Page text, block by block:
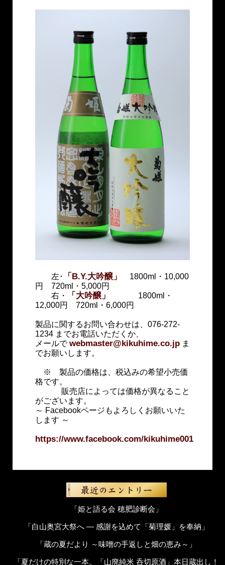
左･ 「B.Y.大吟醸」
1800ml・10,000
円 720ml・5,000円
右・
「大吟醸」
1800ml・
12,000円 720ml・6,000円
製品に関するお問い合わせは、076-272-
1234 までお電話いただくか、
メールでwebmaster@kikuhime.co.jp ま
でお願いします。
※ 製品の価格は、税込みの希望小売価
格です。
販売店によっては価格が異なること
がございます。
～ Facebookページもよろしくお願いいた
します ～
https://www.facebook.com/kikuhime001
「姫と語る会 穂肥診断会」
「白山奥宮大祭へ ― 感謝を込めて「菊理媛」を奉納」
「蔵の夏だより ～味噌の手返しと畑の恵み～」
「夏だけの特別な一本。「山廃純米 呑切原酒」本日蔵出し！